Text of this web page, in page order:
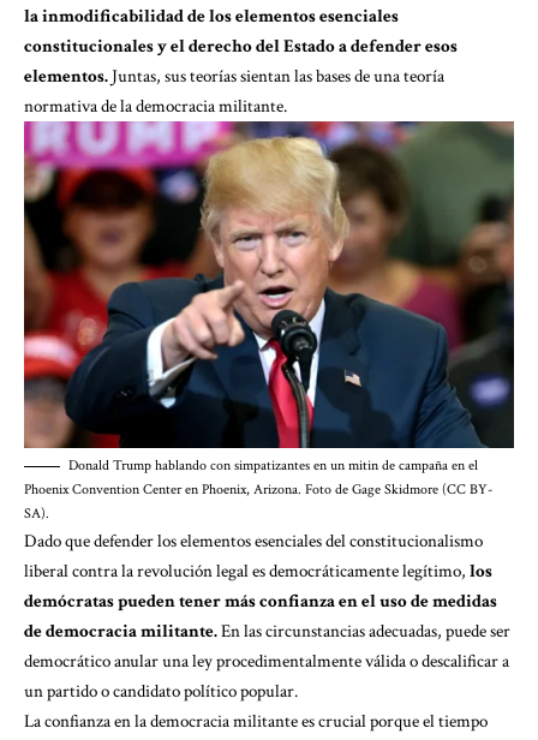
la inmodificabilidad de los elementos esenciales
constitucionales y el derecho del Estado a defender esos
elementos. Juntas, sus teorías sientan las bases de una teoría
normativa de la democracia militante.
Donald Trump hablando con simpatizantes en un mitin de campaña en el
Phoenix Convention Center en Phoenix, Arizona. Foto de Gage Skidmore (CC BY-
SA).
Dado que defender los elementos esenciales del constitucionalismo
liberal contra la revolución legal es democráticamente legítimo, los
demócratas pueden tener más confianza en el uso de medidas
de democracia militante.En las circunstancias adecuadas, puede ser
democrático anular una ley procedimentalmente válida o descalificar a
un partido o candidato político popular.
La confianza en la democracia militante es crucial porque el tiempo